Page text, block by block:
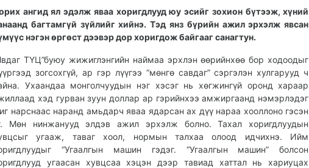
ангид ял эдэлж яваа хоригдлууд юу эсийг зохион бүтээж, хүний
багтамгүй зүйлийг хийнэ. Тэд янз бүрийн ажил эрхэлж явсан
нэгэн өргөст дээвэр дор хоригдож байгааг санагтун.
ТҮЦ”буюу жижиглэнгийн наймаа эрхлэн өөрийнхөө бор ходоодыг
зогсохгүй, ар гэр лүүгээ “мөнгө савдаг” сэргэлэн хулгарууд ч
Ухаандаа монголчуудын нэг хэсэг нь хөгжингүй оронд хараар
хэд гурван зуун доллар ар гэрийнхээ амжиргаанд нэмэрлэдэг
нарснаас наранд амьдарч яваа ядарсан ах дүү нараа хооллоно гэсэн
Мөн нинжанууд элдэв ажил эрхэлж болно. Тахал хоригдлуудын
угааж, таваг хоол, нормын талхаа олоод идчихнэ. Ийм
“Угаалгын машин гэдэг. “Угаалгын машин” болсон
угаасан хувцсаа хэцэн дээр тавиад хаттал нь хариуцах